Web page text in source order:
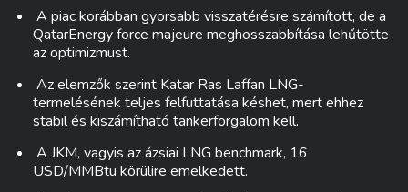
A piac korábban gyorsabb visszatérésre számított, de a
QatarEnergy force majeure meghosszabbítása lehűtötte
az optimizmust.
Az elemzők szerint Katar Ras Laffan LNG-
termelésének teljes felfuttatása késhet, mert ehhez
stabil és kiszámítható tankerforgalom kell.
A JKM, vagyis az ázsiai LNG benchmark, 16
USD/MMBtu körülire emelkedett.